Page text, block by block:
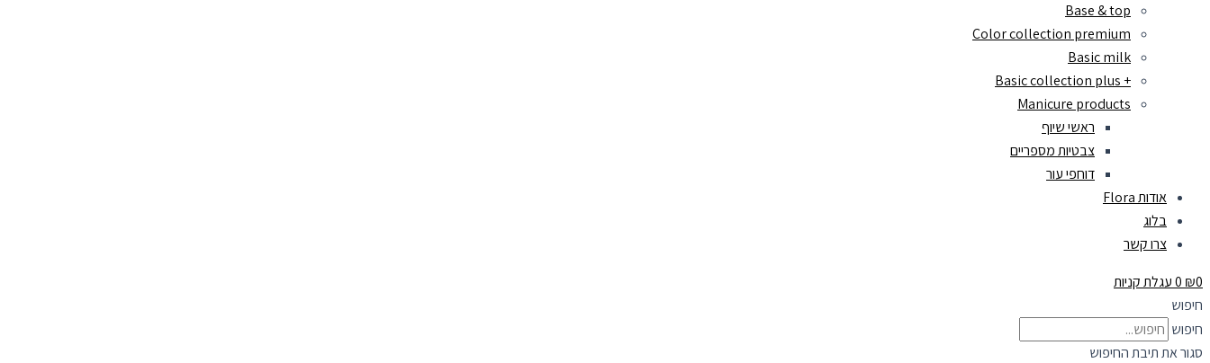
Base & top
Color collection premium
Basic milk
+ Basic collection plus
Manicure products
ראשי שיוף
צבטיות מספריים
דוחפי עור
אודות Flora
בלוג
צרו קשר
₪0
0עגלת קניות
חיפוש
חיפוש
סגור את תיבת החיפוש